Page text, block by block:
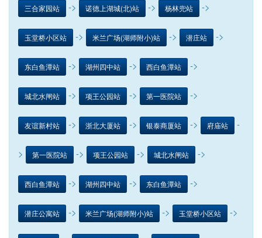
三合家园站 -> 诺德上湖城(北)站 -> 杨林兜站 ->
玉堂桥小区站 -> 米兰广场(湖师附小)站 -> 潜庄站 ->
东白鱼潭站 -> 湖州四中站 -> 西白鱼潭站 ->
城北水闸站 -> 项王公园站 -> 第一医院站 ->
友谊新村站 -> 浙北大厦站 -> 银泰商厦站 -> 府庙站 -
> 第一医院站 -> 项王公园站 -> 城北水闸站 ->
西白鱼潭站 -> 湖州四中站 -> 东白鱼潭站 ->
潜庄公寓站 -> 米兰广场(湖师附小)站 -> 玉堂桥小区站 ->